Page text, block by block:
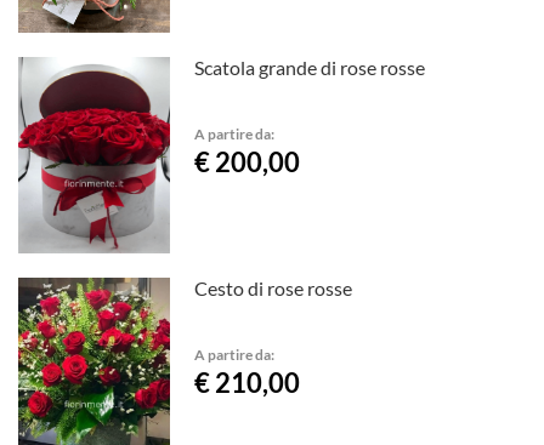
Scatola grande di rose rosse
A partire da:
€ 200,00
Cesto di rose rosse
A partire da:
€ 210,00